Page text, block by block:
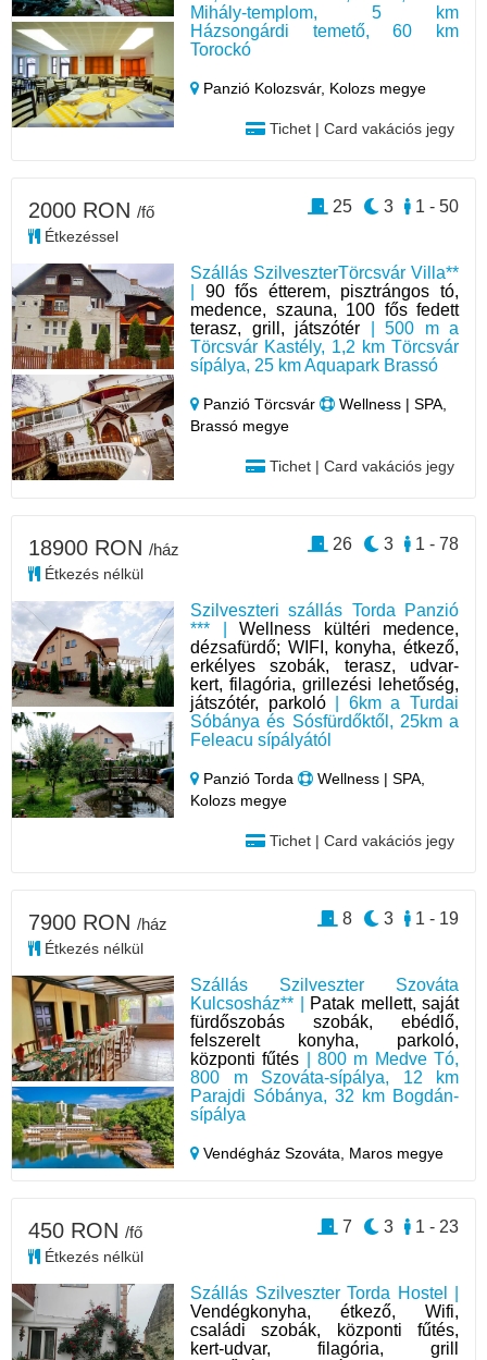
Mihály-templom, 5 km
Házsongárdi temető, 60 km
Torockó
Panzió Kolozsvár, Kolozs megye
Tichet | Card vakációs jegy
Szállás SzilveszterTörcsvár Villa**
90 fős étterem, pisztrángos tó,
medence, szauna, 100 fős fedett
terasz, grill, játszótér | 500 m a
Törcsvár Kastély, 1,2 km Törcsvár
sípálya, 25 km Aquapark Brassó
Panzió Törcsvár
Wellness | SPA,
Brassó megye
Tichet | Card vakációs jegy
2000 RON /fő
Étkezéssel
1 - 50
3
25
Szilveszteri szállás Torda Panzió
*** |Wellness kültéri medence,
dézsafürdő; WIFI, konyha, étkező,
erkélyes szobák, terasz, udvar-
kert, filagória, grillezési lehetőség,
játszótér, parkoló| 6km a Turdai
Sóbánya és Sósfürdőktől, 25km a
Feleacu sípályától
Panzió Torda
Wellness | SPA,
Kolozs megye
Tichet | Card vakációs jegy
18900 RON /ház
Étkezés nélkül
1 - 78
3
26
Szállás Szilveszter Szováta
Kulcsosház** |
Patak mellett, saját
fürdőszobás szobák, ebédlő,
felszerelt konyha, parkoló,
központi fűtés | 800 m Medve Tó,
800 m Szováta-sípálya, 12 km
Parajdi Sóbánya, 32 km Bogdán-
sípálya
Vendégház Szováta, Maros megye
7900 RON /ház
Étkezés nélkül
1 - 19
3
8
Szállás Szilveszter Torda Hostel |
Vendégkonyha, étkező, Wifi,
családi szobák, központi fűtés,
kert-udvar, filagória, grill
450 RON /fő
Étkezés nélkül
1 - 23
3
7